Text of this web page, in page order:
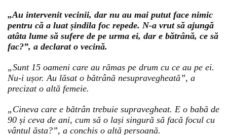
„Au intervenit vecinii, dar nu au mai putut face nimic
pentru că a luat șindila foc repede. N-a vrut să ajungă
atâta lume să sufere de pe urma ei, dar e bătrână, ce să
fac?”, a declarat o vecină.
„Sunt 15 oameni care au rămas pe drum cu ce au pe ei.
Nu-i ușor. Au lăsat o bătrână nesupravegheată”, a
precizat o altă femeie.
„Cineva care e bătrân trebuie supravegheat. E o babă de
90 și ceva de ani, cum să o lași singură să facă focul cu
vântul ăsta?”, a conchis o altă persoană.